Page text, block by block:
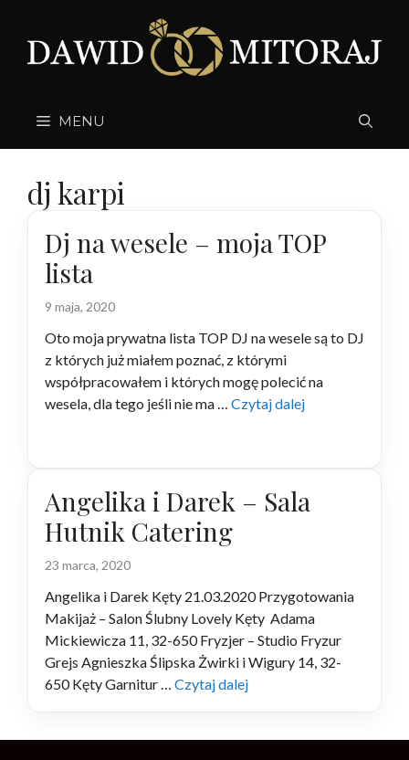
MENU
dj karpi
Dj na wesele – moja TOP
lista
9 maja, 2020
Oto moja prywatna lista TOP DJ na wesele są to DJ
z których już miałem poznać, z którymi
współpracowałem i których mogę polecić na
wesela, dla tego jeśli nie ma … Czytaj dalej
Angelika i Darek – Sala
Hutnik Catering
23 marca, 2020
Angelika i Darek Kęty 21.03.2020 Przygotowania
Makijaż – Salon Ślubny Lovely Kęty Adama
Mickiewicza 11, 32-650 Fryzjer – Studio Fryzur
Grejs Agnieszka Ślipska Żwirki i Wigury 14, 32-
650 Kęty Garnitur … Czytaj dalej